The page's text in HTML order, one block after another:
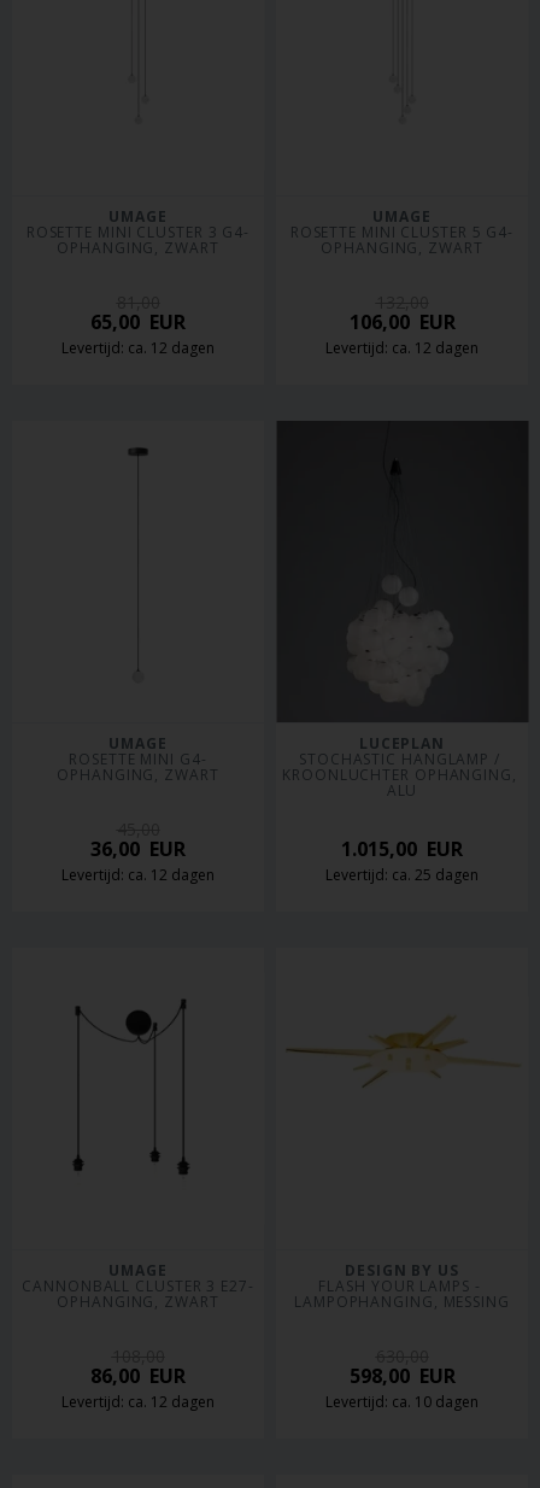
UMAGE
ROSETTE MINI CLUSTER 3 G4-
OPHANGING, ZWART
65,00 EUR
Levertijd: ca. 12 dagen
UMAGE
ROSETTE MINI CLUSTER 5 G4-
OPHANGING, ZWART
106,00EUR
Levertijd: ca. 12 dagen
UMAGE
ROSETTE MINI G4-
OPHANGING, ZWART
36,00 EUR
Levertijd: ca. 12 dagen
LUCEPLAN
STOCHASTIC HANGLAMP /
KROONLUCHTER OPHANGING,
ALU
1.015,00 EUR
Levertijd: ca. 25 dagen
UMAGE
CANNONBALL CLUSTER 3 E27-
OPHANGING, ZWART
86,00 EUR
Levertijd: ca. 12 dagen
DESIGN BY US
FLASH YOUR LAMPS -
LAMPOPHANGING, MESSING
598,00EUR
Levertijd: ca. 10 dagen